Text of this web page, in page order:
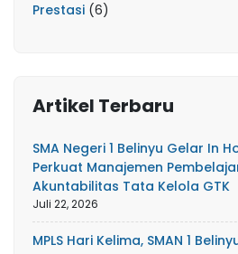
Prestasi (6)
Artikel Terbaru
SMA Negeri 1 Belinyu Gelar In
Perkuat Manajemen
Akuntabilitas Tata Kelola GTK
Juli 22, 2026
MPLS Hari Kelima, SMAN 1